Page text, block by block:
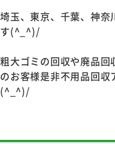
埼玉、東京、千葉、神
す(^_^)/
粗大ゴミの回収や廃品回
のお客様是非不用品回
(^_^)/